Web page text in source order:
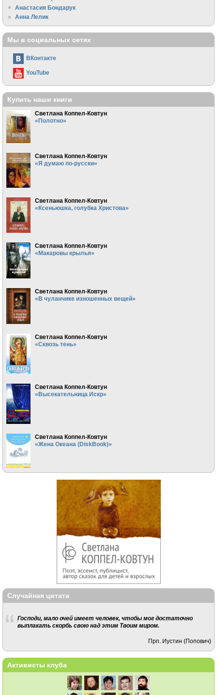
Анастасия Бондарук
Анна Лелик
Мы в социальных сетях
ВКонтакте
YouTube
Купить наши книги
Светлана Коппел-Ковтун
«Полотно»
Светлана Коппел-Ковтун
«Я думаю по-русски»
Светлана Коппел-Ковтун
«Ксеньюшка, голубка Христова»
Светлана Коппел-Ковтун
«Макаровы крылья»
Светлана Коппел-Ковтун
«В чуланчике изношенных вещей»
Светлана Коппел-Ковтун
«Сквозь тень»
Светлана Коппел-Ковтун
«Высекательница Искр»
Светлана Коппел-Ковтун
«Жена Океана (DiskBook)»
Случайная цитата
Господи, мало очей имеет человек, чтобы мог достаточно
выплакать скорбь свою над этим Твоим миром.
Прп. Иустин (Попович)
Активисты клуба